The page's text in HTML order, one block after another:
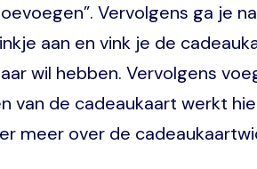
Vervolgens ga je
aan en vink je de
wil hebben. Vervolgens
van de cadeaukaart werkt
meer over de